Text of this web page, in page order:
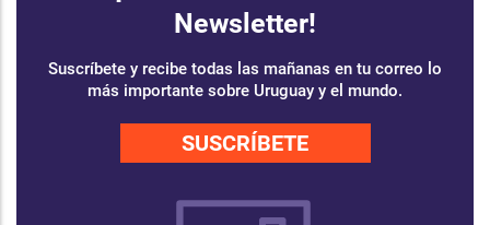
Newsletter!
Suscríbete y recibe todas las mañanas en tu correo lo
más importante sobre Uruguay y el mundo.
SUSCRÍBETE